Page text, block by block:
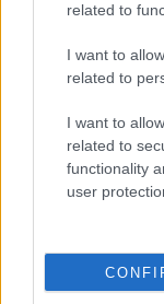
related to
I want to
related to
I want to
related to
functionality
user
Ένας χρόνος
ΕΛΛΑΔΑ
07/08/26 -
Νέο Ειδικό
κανόνες,
κορεσμένων
ΕΛΛΑΔΑ
07/08/26 - 12:15
46χρονη –